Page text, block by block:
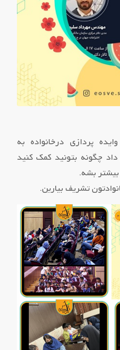
پردازی درخانواده به
چگونه بتونید کمک کنید
بیشتر بشه.
تشریف بیارین.